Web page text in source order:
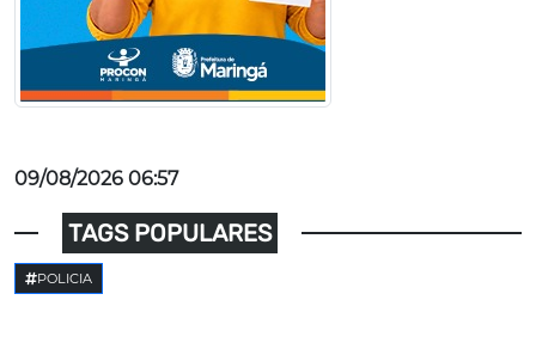
09/08/2026 06:57
TAGS POPULARES
POLICIA